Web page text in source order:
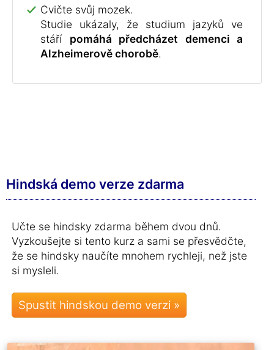
Cvičte svůj mozek.
Studie ukázaly, že studium jazyků ve
stáří pomáhá předcházet demenci a
Alzheimerově chorobě.
Hindská demo verze zdarma
Učte se hindsky zdarma během dvou dnů.
Vyzkoušejte si tento kurz a sami se přesvědčte,
že se hindsky naučíte mnohem rychleji, než jste
si mysleli.